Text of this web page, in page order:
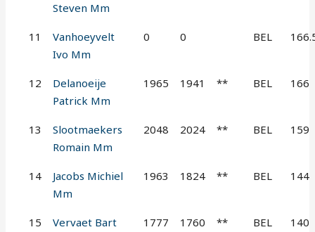
Steven Mm
11
Vanhoeyvelt
Ivo Mm
0 0 BEL
12
Delanoeije
Patrick Mm
1965 1941 ** BEL 166
13
Slootmaekers
Romain Mm
2048 2024 ** BEL 159
14
Jacobs Michiel
Mm
1963 1824 ** BEL 144
15
Vervaet Bart
1777 1760 ** BEL 140